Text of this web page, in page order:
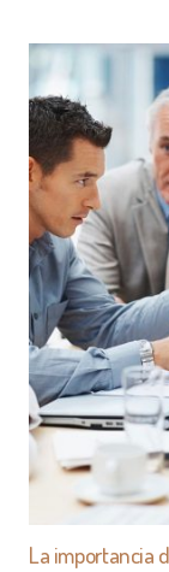
La importancia